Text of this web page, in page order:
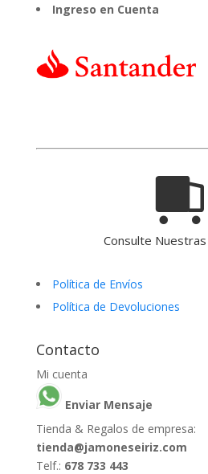
Ingreso en Cuenta
Consulte
Política de Envíos
Política de Devoluciones
Contacto
Mi cuenta
Enviar Mensaje
Tienda & Regalos de empresa:
tienda@jamoneseiriz.com
Telf.: 678 733 443